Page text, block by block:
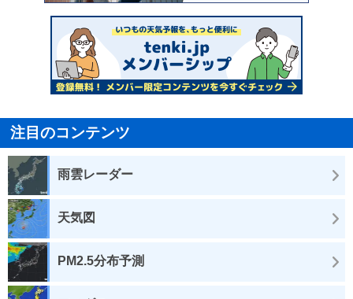
注目のコンテンツ
雨雲レーダー
天気図
PM2.5分布予測